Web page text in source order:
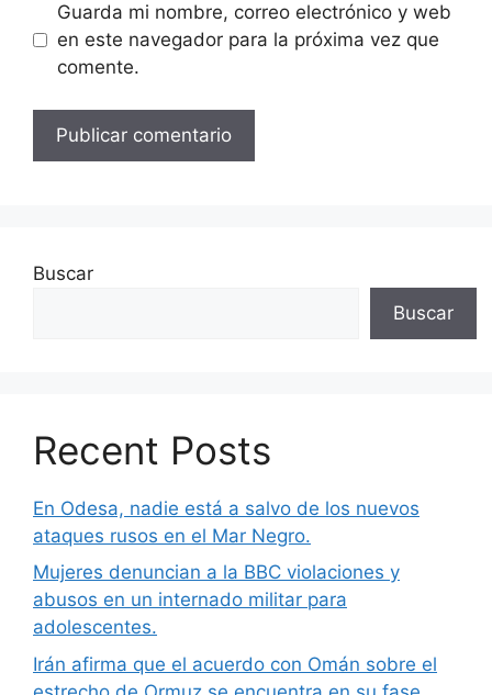
Guarda mi nombre, correo electrónico y web
en este navegador para la próxima vez que
comente.
Buscar
Buscar
Recent Posts
En Odesa, nadie está a salvo de los nuevos
ataques rusos en el Mar Negro.
Mujeres denuncian a la BBC violaciones y
abusos en un internado militar para
adolescentes.
Irán afirma que el acuerdo con Omán sobre el